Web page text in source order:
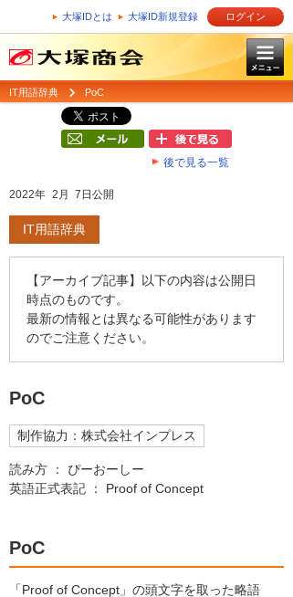
大塚IDとは 大塚ID新規登録 ログイン
IT用語辞典 PoC
後で見る一覧
2022年 2月 7日公開
IT用語辞典
【アーカイブ記事】以下の内容は公開日
時点のものです。
最新の情報とは異なる可能性があります
のでご注意ください。
PoC
制作協力：株式会社インプレス
読み方 ： ぴーおーしー
英語正式表記 ： Proof of Concept
PoC
「Proof of Concept」の頭文字を取った略語